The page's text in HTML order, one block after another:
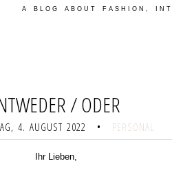
A BLOG ABOUT FASHION,
/ ODER
4. AUGUST 2022 • PERSONAL
Ihr Lieben,